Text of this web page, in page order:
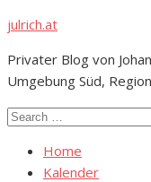
Skip
content
julrich.at
Privater Blog von
Umgebung Süd,
Search
Home
Kalender